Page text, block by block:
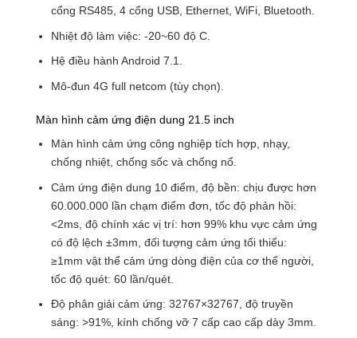
cổng RS485, 4 cổng USB, Ethernet, WiFi, Bluetooth.
Nhiệt độ làm việc: -20~60 độ C.
Hệ điều hành Android 7.1.
Mô-đun 4G full netcom (tùy chọn).
Màn hình cảm ứng điện dung 21.5 inch
Màn hình cảm ứng công nghiệp tích hợp, nhạy,
chống nhiệt, chống sốc và chống nổ.
Cảm ứng điện dung 10 điểm, độ bền: chịu được hơn
60.000.000 lần chạm điểm đơn, tốc độ phản hồi:
<2ms, độ chính xác vị trí: hơn 99% khu vực cảm ứng
có độ lệch ±3mm, đối tượng cảm ứng tối thiểu:
≥1mm vật thể cảm ứng dòng điện của cơ thể người,
tốc độ quét: 60 lần/quét.
Độ phân giải cảm ứng: 32767×32767, độ truyền
sáng: >91%, kính chống vỡ 7 cấp cao cấp dày 3mm.